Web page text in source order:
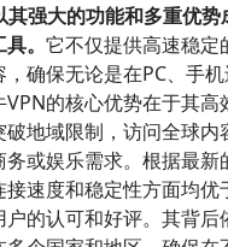
其强大的功能和多重优势
。 它不仅提供高速稳定
确保无论是在PC、手
的核心优势在于其高
地域限制，访问全球内
或娱乐需求。根据最新
速度和稳定性方面均优
的认可和好评。其背后